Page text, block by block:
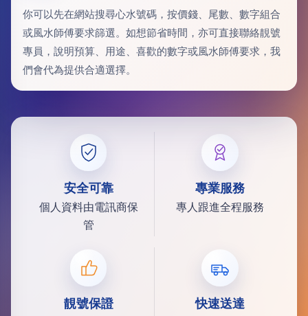
你可以先在網站搜尋心水號碼，按價錢、尾數、數字組合
或風水師傅要求篩選。如想節省時間，亦可直接聯絡靚號
專員，說明預算、用途、喜歡的數字或風水師傅要求，我
們會代為提供合適選擇。
安全可靠
個人資料由電訊商保
管
專業服務
專人跟進全程服務
靚號保證 快速送達